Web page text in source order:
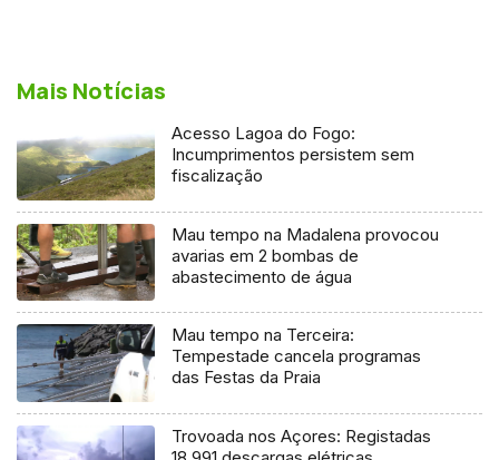
Mais Notícias
Acesso Lagoa do Fogo:
Incumprimentos persistem sem
fiscalização
Mau tempo na Madalena provocou
avarias em 2 bombas de
abastecimento de água
Mau tempo na Terceira:
Tempestade cancela programas
das Festas da Praia
Trovoada nos Açores: Registadas